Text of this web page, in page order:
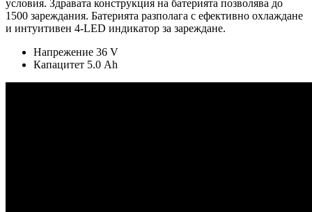
условия. Здравата конструкция на батерията позволява до
1500 зареждания. Батерията разполага с ефективно охлаждане
и интуитивен 4-LED индикатор за зареждане.
Напрежение 36 V
Капацитет 5.0 Ah